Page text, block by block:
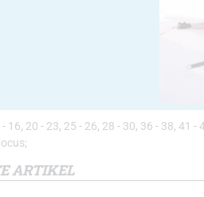
16, 20 - 23, 25 - 26, 28 - 30, 36 - 38, 41
ARTIKEL